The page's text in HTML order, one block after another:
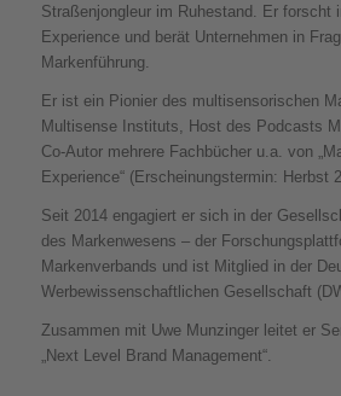
Straßenjongleur im Ruhestand. Er forscht
Experience und berät Unternehmen in
Markenführung.
Er ist ein Pionier des multisensorischen
Multisense Instituts, Host des Podcasts
Co-Autor mehrere Fachbücher u.a. von
Experience“ (Erscheinungstermin: Herbst
Seit 2014 engagiert er sich in der
des Markenwesens – der
Markenverbands und ist Mitglied in der
Werbewissenschaftlichen Gesellschaft
Zusammen mit Uwe Munzinger leitet er
„Next Level Brand Management“.